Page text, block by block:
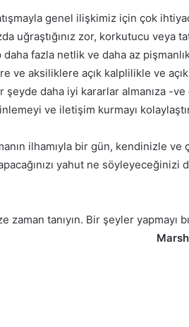
genel ilişkimiz için çok
uğraştığınız zor, korkutucu
fazla netlik ve daha az
ve aksiliklere açık kalplilikle ve
şeyde daha iyi kararlar almanıza -
ve iletişim kurmayı
ilhamıyla bir gün, kendinizle
yahut ne söyleyeceğinizi
zaman tanıyın. Bir şeyler yapmayı